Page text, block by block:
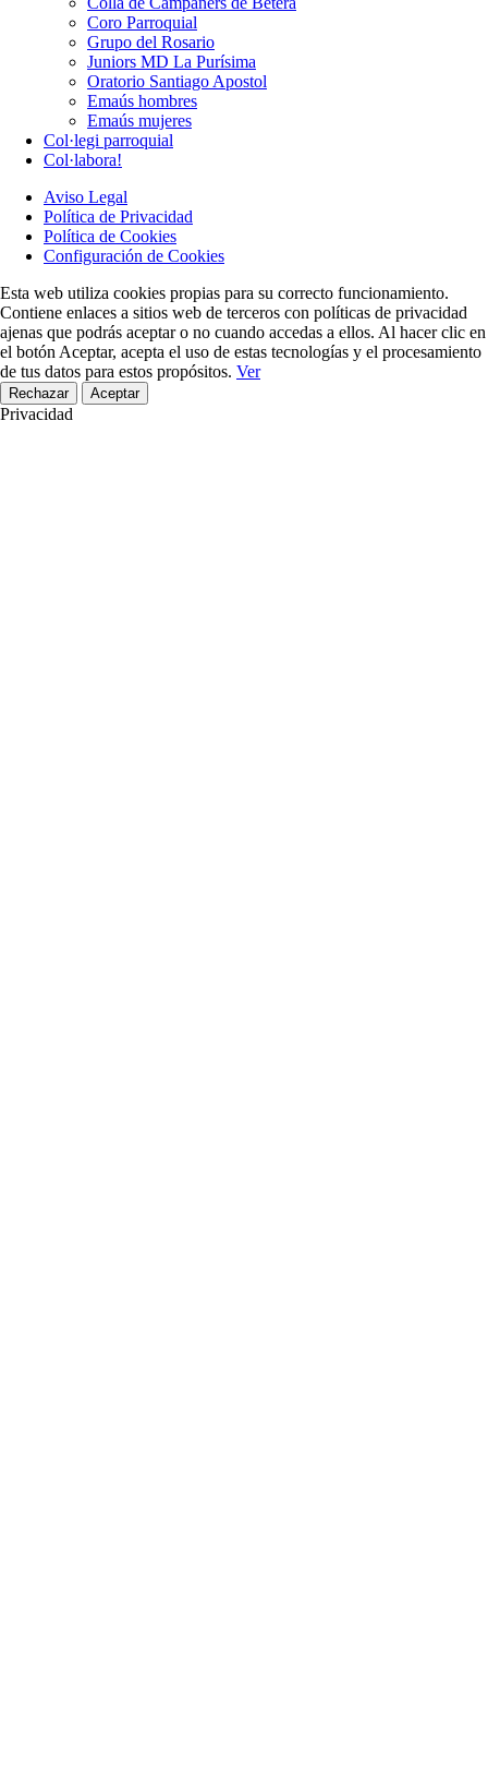
Coro Parroquial
Grupo del Rosario
Juniors MD La Purísima
Oratorio Santiago Apostol
Emaús hombres
Emaús mujeres
Col·legi parroquial
Col·labora!
Aviso Legal
Política de Privacidad
Política de Cookies
Configuración de Cookies
Esta web utiliza cookies propias para su correcto funcionamiento.
Contiene enlaces a sitios web de terceros con políticas de privacidad
ajenas que podrás aceptar o no cuando accedas a ellos. Al hacer clic en
el botón Aceptar, acepta el uso de estas tecnologías y el procesamiento
de tus datos para estos propósitos. Ver
Rechazar Aceptar
Privacidad